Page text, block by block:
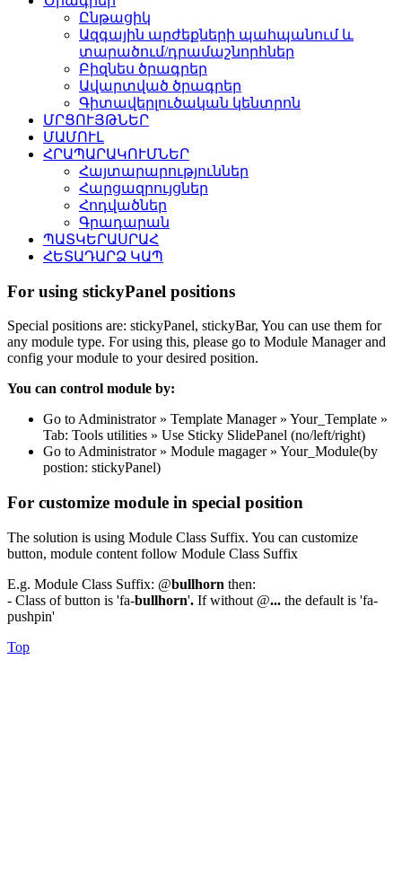
Ընթացիկ
Ազգային արժեքների պահպանում և
տարածում/դրամաշնորհներ
Բիզնես ծրագրեր
Ավարտված ծրագրեր
Գիտավերլուծական կենտրոն
ՄՐՑՈՒՅԹՆԵՐ
ՄԱՄՈՒԼ
ՀՐԱՊԱՐԱԿՈՒՄՆԵՐ
Հայտարարություններ
Հարցազրույցներ
Հոդվածներ
Գրադարան
ՊԱՏԿԵՐԱՍՐԱՀ
ՀԵՏԱԴԱՐՁ ԿԱՊ
For using stickyPanel positions
Special positions are: stickyPanel, stickyBar, You can use them for
any module type. For using this, please go to Module Manager and
config your module to your desired position.
You can control module by:
Go to Administrator » Template Manager » Your_Template »
Tab: Tools utilities » Use Sticky SlidePanel (no/left/right)
Go to Administrator » Module magager » Your_Module(by
postion: stickyPanel)
For customize module in special position
The solution is using Module Class Suffix. You can customize
button, module content follow Module Class Suffix
E.g. Module Class Suffix: @bullhorn then:
- Class of button is 'fa-bullhorn'. If without @... the default is 'fa-
pushpin'
Top